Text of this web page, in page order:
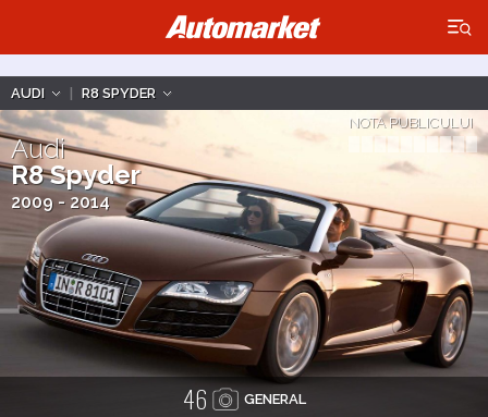
×
AUDI | R8 SPYDER
Audi
R8 Spyder
2009 - 2014
NOTA PUBLICULUI
46 GENERAL